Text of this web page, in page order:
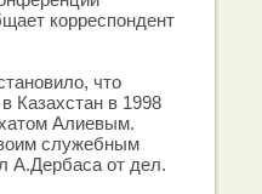
корреспондент
что
Казахстан в 1998
Алиевым.
служебным
А.Дербаса от дел.